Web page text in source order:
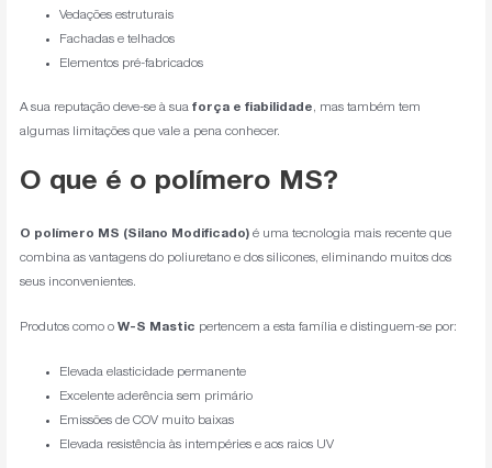
Vedações estruturais
Fachadas e telhados
Elementos pré-fabricados
A sua reputação deve-se à suaforça e fiabilidade, mas também tem
algumas limitações que vale a pena conhecer.
O que é o polímero MS?
O polímero MS (Silano Modificado) é uma tecnologia mais recente que
combina as vantagens do poliuretano e dos silicones, eliminando muitos dos
seus inconvenientes.
Produtos como oW-S Mastic pertencem a esta família e distinguem-se por:
Elevada elasticidade permanente
Excelente aderência sem primário
Emissões de COV muito baixas
Elevada resistência às intempéries e aos raios UV